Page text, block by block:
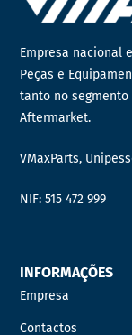
Empresa nacional
Peças e
tanto no segmento
Aftermarket.
VMaxParts,
NIF: 515 472 999
INFORMAÇÕES
Empresa
Contactos